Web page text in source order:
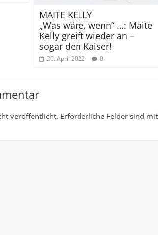
MAITE KELLY
„Was wäre, wenn“ …: Maite
Kelly greift wieder an –
sogar den Kaiser!
20. April 2022 0
veröffentlicht. Erforderliche Felder sind mit